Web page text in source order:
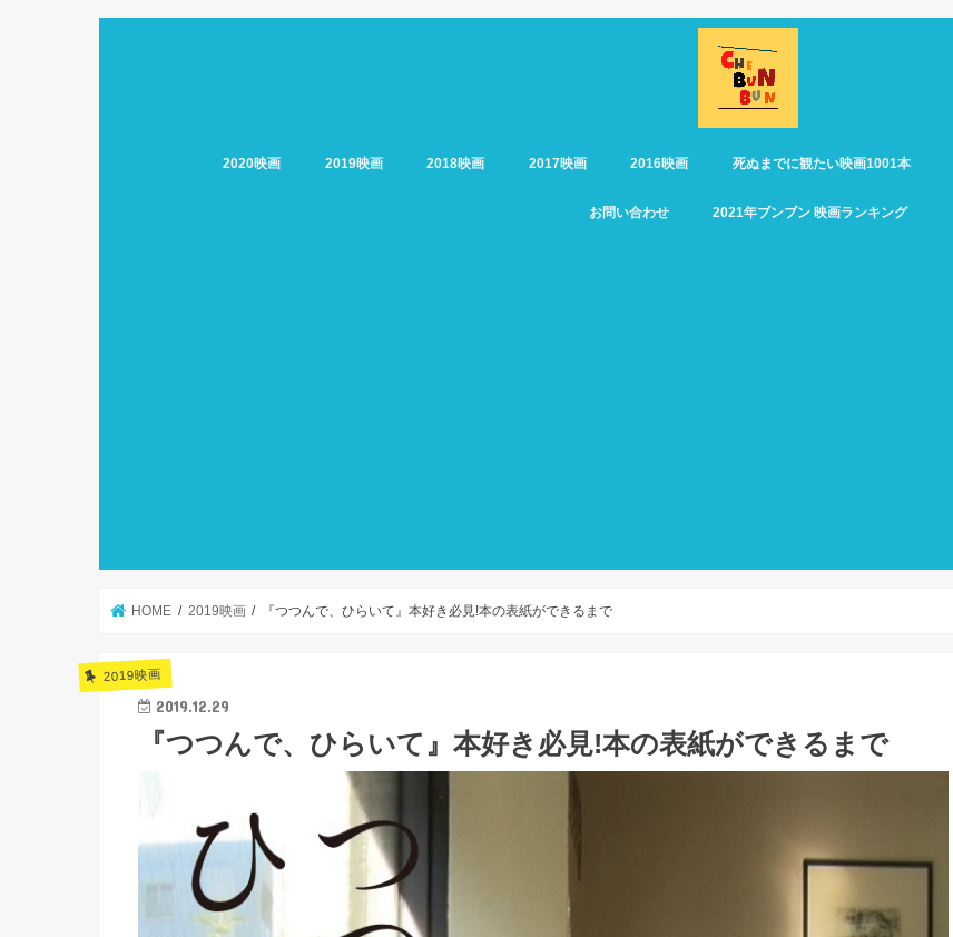
2020映画 2019映画 2018映画 2017映画 2016映画 死ぬまでに観たい映画1001本
お問い合わせ 2021年ブンブン 映画ランキング
HOME 2019映画 『つつんで、ひらいて』本好き必見!本の表紙ができるまで
2019映画
2019.12.29
『つつんで、ひらいて』本好き必見!本の表紙ができるまで